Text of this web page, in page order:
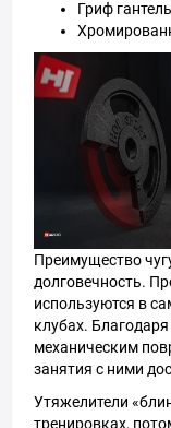
Гриф
Преимущество
долговечность.
используются в
клубах.
механическим
занятия с ними
Утяжелители
тренировках,